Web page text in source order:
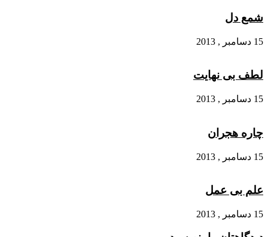
شمع دل
15 دسامبر , 2013
لطف بی نهایت
15 دسامبر , 2013
چاره هجران
15 دسامبر , 2013
علم بی عمل
15 دسامبر , 2013